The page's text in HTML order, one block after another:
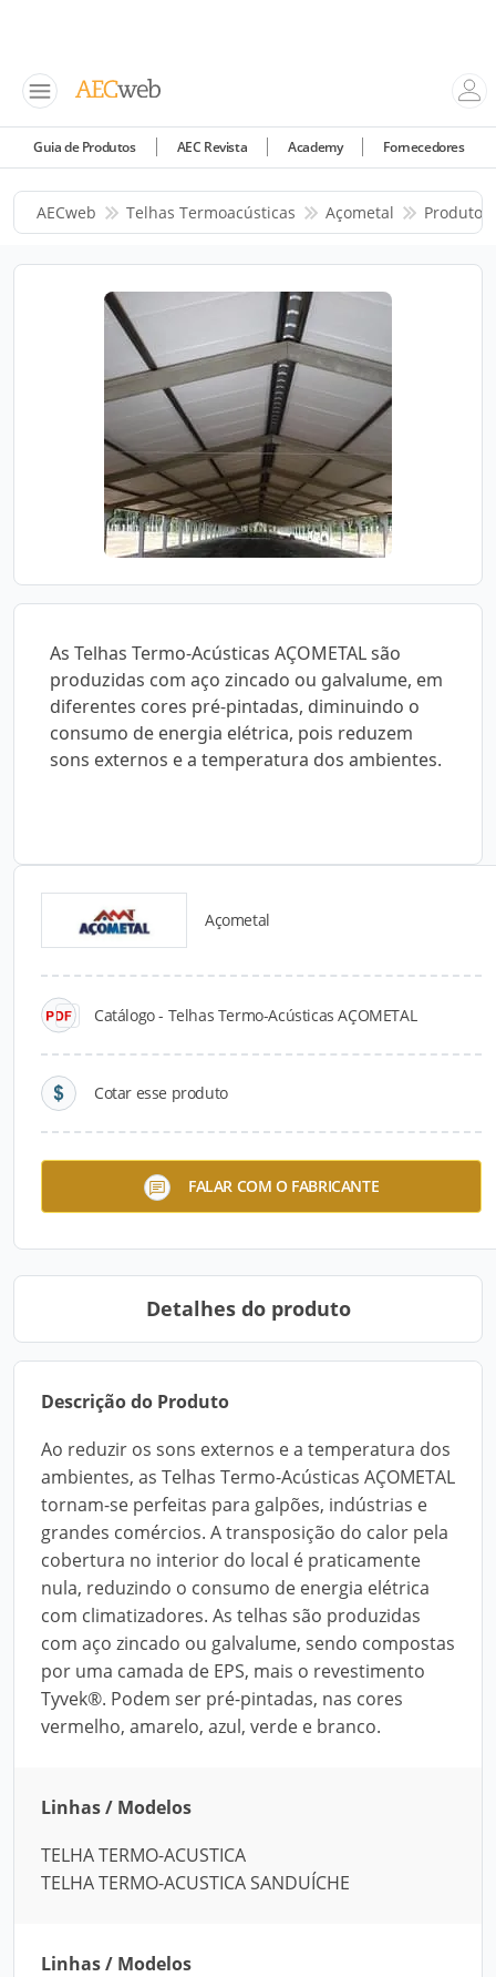
Guia de Produtos AEC Revista Academy Fornecedores
AECweb Telhas Termoacústicas Açometal Produtos
As Telhas Termo-Acústicas AÇOMETAL são
produzidas com aço zincado ou galvalume, em
diferentes cores pré-pintadas, diminuindo o
consumo de energia elétrica, pois reduzem
sons externos e a temperatura dos ambientes.
Açometal
Catálogo - Telhas Termo-Acústicas AÇOMETAL
Cotar esse produto
FALAR COM O FABRICANTE
Catálogos para Download
Telhas Termo-Acústicas
Detalhes do produto
Descrição do Produto
Ao reduzir os sons externos e a temperatura dos
ambientes, as Telhas Termo-Acústicas AÇOMETAL
tornam-se perfeitas para galpões, indústrias e
grandes comércios. A transposição do calor pela
cobertura no interior do local é praticamente
nula, reduzindo o consumo de energia elétrica
com climatizadores. As telhas são produzidas
com aço zincado ou galvalume, sendo compostas
por uma camada de EPS, mais o revestimento
Tyvek®. Podem ser pré-pintadas, nas cores
vermelho, amarelo, azul, verde e branco.
Linhas / Modelos
TELHA TERMO-ACUSTICA
TELHA TERMO-ACUSTICA SANDUÍCHE
Linhas / Modelos